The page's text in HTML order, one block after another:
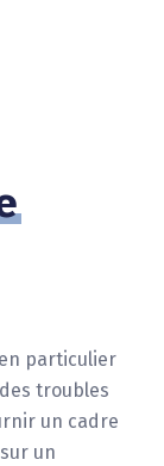
particulier
troubles
un cadre
un